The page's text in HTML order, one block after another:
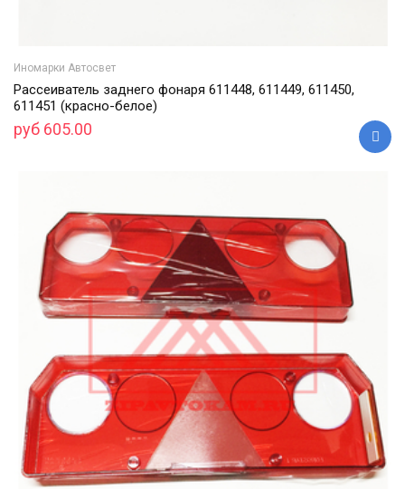
Иномарки Автосвет
Рассеиватель заднего фонаря 611448, 611449, 611450,
611451 (красно-белое)
руб 605.00